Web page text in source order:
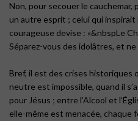
Non, pour secouer le
un autre esprit ; celui qui inspirait
courageuse devise : «&nbspLe
Séparez-vous des idolâtres, et
Bref, il est des crises historiques
neutre est impossible, quand il
pour Jésus ; entre l’Alcool et
elle-même est menacée, chaque